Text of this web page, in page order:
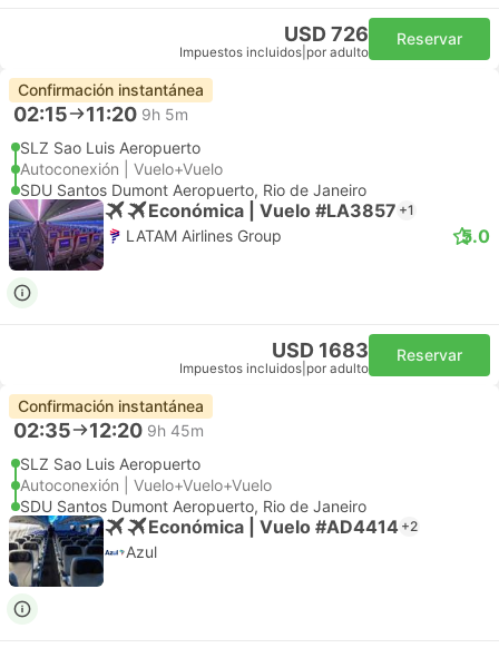
USD 726
Impuestos incluidos por adulto
Reservar
Confirmación instantánea
02:15 11:20 9h 5m
SLZ Sao Luis Aeropuerto
Autoconexión | Vuelo+Vuelo
SDU Santos Dumont Aeropuerto, Rio de Janeiro
Económica | Vuelo #LA3857 +1
LATAM Airlines Group 5.0
USD 1683
Impuestos incluidos por adulto
Reservar
Confirmación instantánea
02:35 12:20 9h 45m
SLZ Sao Luis Aeropuerto
Autoconexión | Vuelo+Vuelo+Vuelo
SDU Santos Dumont Aeropuerto, Rio de Janeiro
Económica | Vuelo #AD4414 +2
Azul